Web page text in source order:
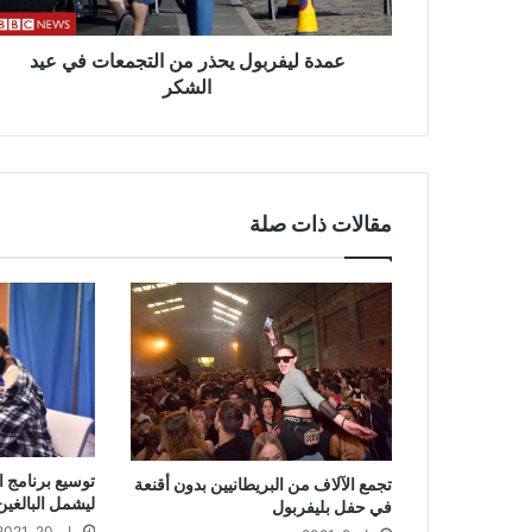
الشكر
عمدة ليفربول يحذر من التجمعات في عيد
الشكر
مقالات ذات صلة
تجمع الآلاف من البريطانيين بدون أقنعة
في حفل بليفربول
توسيع برنامج
ليشمل البالغين